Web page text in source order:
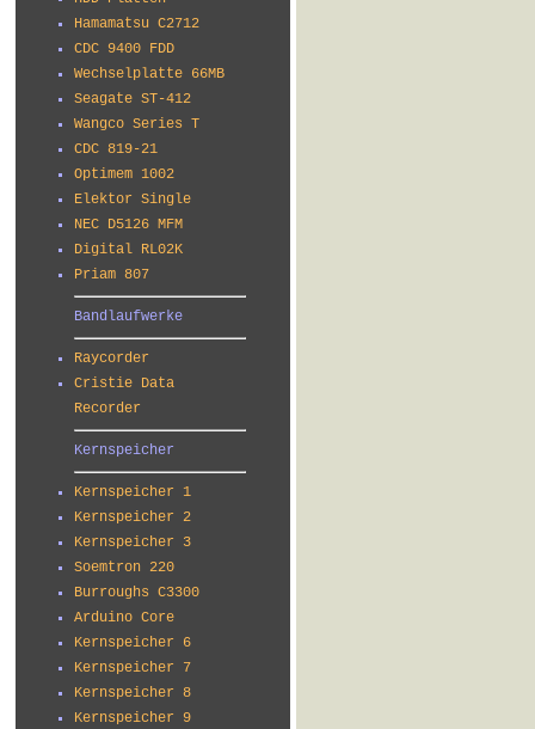
Hamamatsu C2712
CDC 9400 FDD
Wechselplatte 66MB
Seagate ST-412
Wangco Series T
CDC 819-21
Optimem 1002
Elektor Single
NEC D5126 MFM
Digital RL02K
Priam 807
Bandlaufwerke
Raycorder
Cristie Data
Recorder
Kernspeicher
Kernspeicher 1
Kernspeicher 2
Kernspeicher 3
Soemtron 220
Burroughs C3300
Arduino Core
Kernspeicher 6
Kernspeicher 7
Kernspeicher 8
Kernspeicher 9